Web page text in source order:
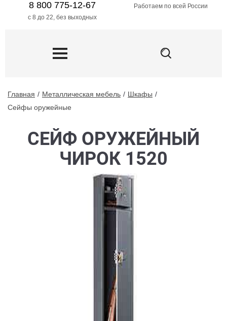
8 800 775-12-67
с 8 до 22, без выходных
Работаем по всей России
Главная Металлическая мебель
Шкафы
Сейфы оружейные
СЕЙФ ОРУЖЕЙНЫЙ
ЧИРОК 1520